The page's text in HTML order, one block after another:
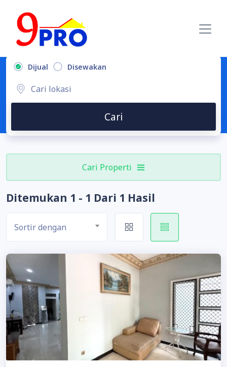
Dijual Disewakan
Cari
Cari Properti
Ditemukan 1 - 1 Dari 1 Hasil
Sortir dengan